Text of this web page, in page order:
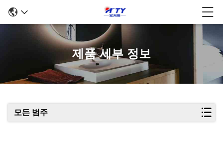
제품 세부 정보
모든 범주